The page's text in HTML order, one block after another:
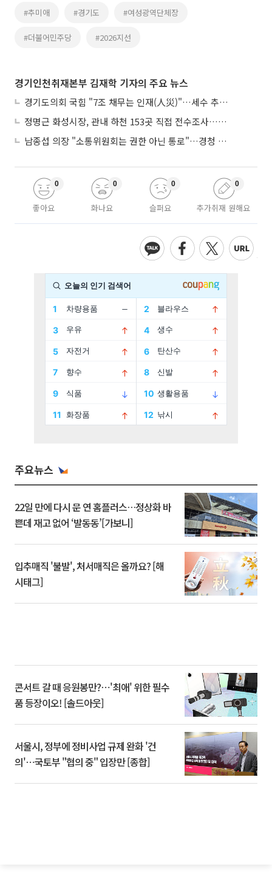
#추미애 #경기도 #여성광역단체장
#더불어민주당 #2026지선
경기인천취재본부 김재학 기자의 주요 뉴스
경기도의회 국힘 "7조 채무는 인재(人災)"…세수 추계 조작 의혹 제기
정명근 화성시장, 관내 하천 153곳 직접 전수조사…불법시설 정비
남종섭 의장 "소통위원회는 권한 아닌 통로"…경청 의회 만든다
좋아요
0
화나요
0
슬퍼요
0
추가취재 원해요
0
주요뉴스
22일 만에 다시 문 연 홈플러스…정상화 바
쁜데 재고 없어 ‘발동동’[가보니]
입추매직 '불발', 처서매직은 올까요? [해
시태그]
콘서트 갈 때 응원봉만?⋯'최애' 위한 필수
품 등장이오! [솔드아웃]
서울시, 정부에 정비사업 규제 완화 '건
의'⋯국토부 "협의 중" 입장만 [종합]